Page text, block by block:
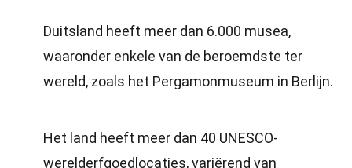
Duitsland heeft meer dan 6.000 musea,
waaronder enkele van de beroemdste ter
wereld, zoals het Pergamonmuseum in Berlijn.
Het land heeft meer dan 40 UNESCO-
werelderfgoedlocaties, variërend van